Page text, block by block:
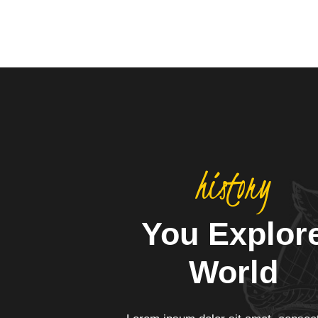
history
You
World